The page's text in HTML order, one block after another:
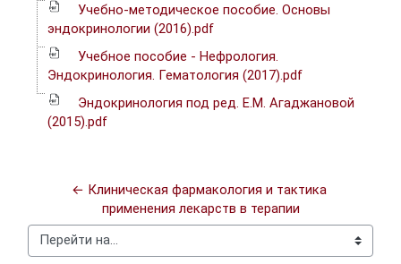
Учебно-методическое пособие. Основы
эндокринологии (2016).pdf
Учебное пособие - Нефрология.
Эндокринология. Гематология (2017).pdf
Эндокринология под ред. Е.М. Агаджановой
(2015).pdf
← Клиническая фармакология и тактика
применения лекарств в терапии
Перейти на...